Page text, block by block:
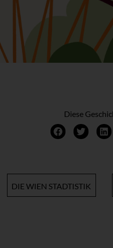
Diese
DIE WIEN STADTISTIK